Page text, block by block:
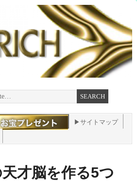
▶サイトマップ
才脳を作る5つ